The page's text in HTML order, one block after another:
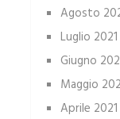
Agosto
Luglio 2021
Giugno
Maggio
Aprile 2021